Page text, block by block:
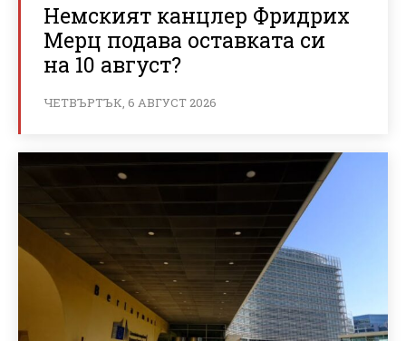
Немският канцлер Фридрих
Мерц подава оставката си
на 10 август?
ЧЕТВЪРТЪК, 6 АВГУСТ 2026